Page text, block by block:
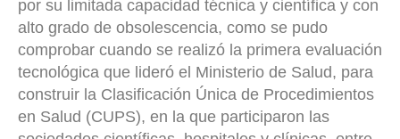
por su limitada capacidad técnica y científica y con
alto grado de obsolescencia, como se pudo
comprobar cuando se realizó la primera evaluación
tecnológica que lideró el Ministerio de Salud, para
construir la Clasificación Única de Procedimientos
en Salud (CUPS), en la que participaron las